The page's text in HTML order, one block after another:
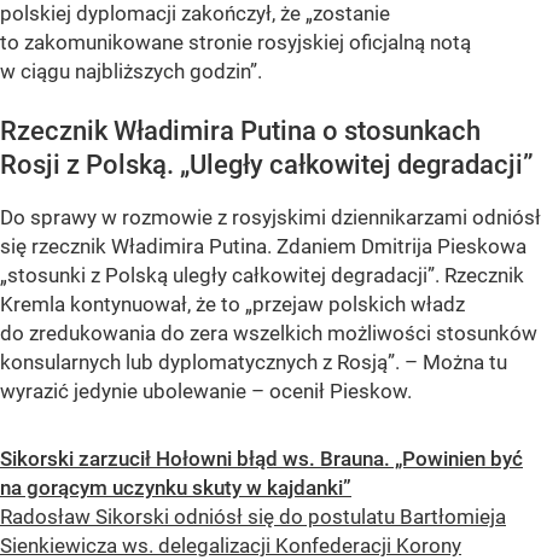
polskiej dyplomacji zakończył, że „zostanie
to zakomunikowane stronie rosyjskiej oficjalną notą
w ciągu najbliższych godzin”.
Rzecznik Władimira Putina o stosunkach
Rosji z Polską. „Uległy całkowitej degradacji”
Do sprawy w rozmowie z rosyjskimi dziennikarzami odniósł
się rzecznik Władimira Putina. Zdaniem Dmitrija Pieskowa
„stosunki z Polską uległy całkowitej degradacji”. Rzecznik
Kremla kontynuował, że to „przejaw polskich władz
do zredukowania do zera wszelkich możliwości stosunków
konsularnych lub dyplomatycznych z Rosją”. – Można tu
wyrazić jedynie ubolewanie – ocenił Pieskow.
Sikorski zarzucił Hołowni błąd ws. Brauna. „Powinien być
na gorącym uczynku skuty w kajdanki”
Radosław Sikorski odniósł się do postulatu Bartłomieja
Sienkiewicza ws. delegalizacji Konfederacji Korony